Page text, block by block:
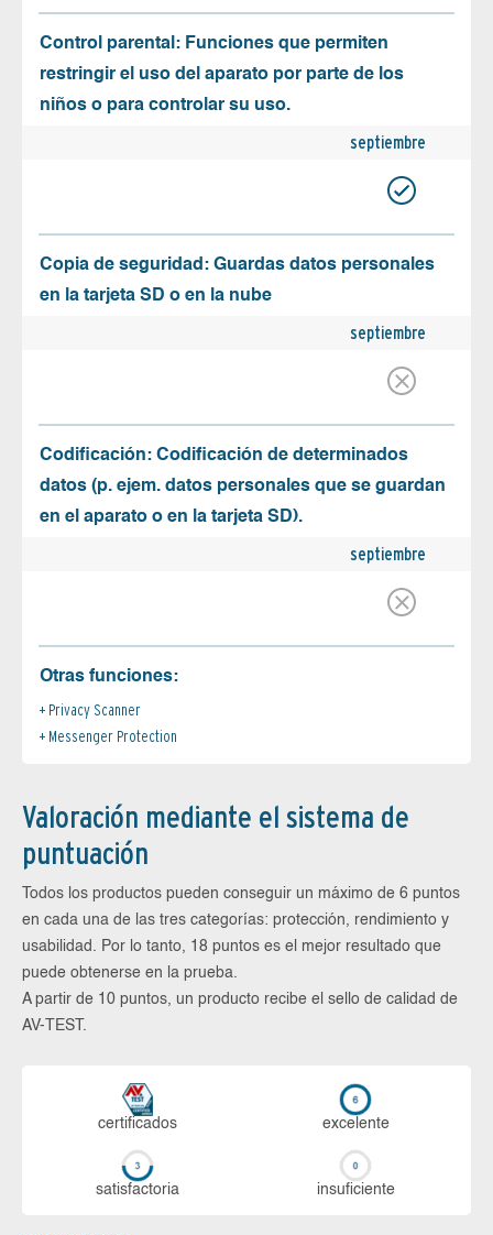
Control parental: Funciones que permiten
restringir el uso del aparato por parte de los
niños o para controlar su uso.
septiembre
Copia de seguridad: Guardas datos personales
en la tarjeta SD o en la nube
septiembre
Codificación: Codificación de determinados
datos (p. ejem. datos personales que se guardan
en el aparato o en la tarjeta SD).
septiembre
Otras funciones:
Privacy Scanner
Messenger Protection
Valoración mediante el sistema de
puntuación
Todos los productos pueden conseguir un máximo de 6 puntos
en cada una de las tres categorías: protección, rendimiento y
usabilidad. Por lo tanto, 18 puntos es el mejor resultado que
puede obtenerse en la prueba.
A partir de 10 puntos, un producto recibe el sello de calidad de
AV-TEST.
certi­ficados ex­ce­len­te
sa­tis­fac­to­ria in­su­fi­cien­te